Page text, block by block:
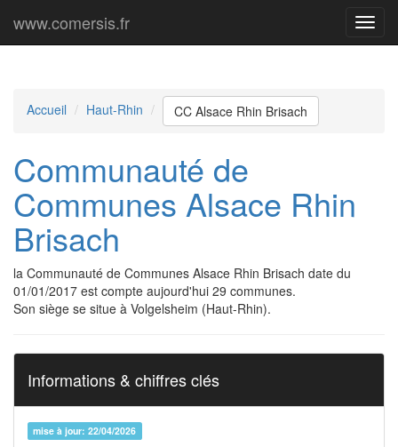
Menu
www.comersis.fr
Accueil Haut-Rhin CC Alsace Rhin Brisach
Communauté de
Communes Alsace Rhin
Brisach
la Communauté de Communes Alsace Rhin Brisach date du
01/01/2017 est compte aujourd'hui 29 communes.
Son siège se situe à Volgelsheim (Haut-Rhin).
Informations & chiffres clés
mise à jour: 22/04/2026